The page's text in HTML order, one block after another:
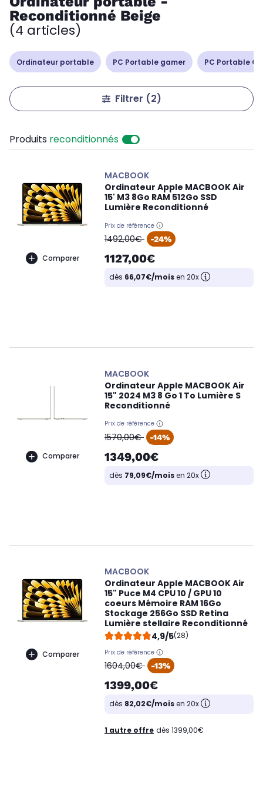
Reconditionné Beige
(4 articles)
Ordinateur portable PC Portable gamer PC Portable
Filtrer (2)
Produits reconditionnés
Comparer
MACBOOK
Ordinateur Apple MACBOOK Air
15' M3 8Go RAM 512Go SSD
Lumière Reconditionné
Prix de référence
oldPrice
1492,00€ -24%
1127,00€
dès 66,07€/moisen 20x
Comparer
MACBOOK
Ordinateur Apple MACBOOK Air
15" 2024 M3 8 Go 1 To Lumière S
Reconditionné
Prix de référence
oldPrice
1570,00€ -14%
1349,00€
dès 79,09€/moisen 20x
Comparer
MACBOOK
Ordinateur Apple MACBOOK Air
15" Puce M4 CPU 10 / GPU 10
coeurs Mémoire RAM 16Go
Stockage 256Go SSD Retina
Lumière stellaire Reconditionné
4,9/5(28)
Prix de référence
oldPrice
1604,00€ -13%
1399,00€
dès 82,02€/moisen 20x
1 autre offre dès 1399,00€